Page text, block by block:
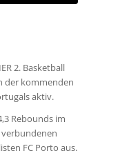
2. Basketball
der kommenden
aktiv.
Rebounds im
FC Porto aus.